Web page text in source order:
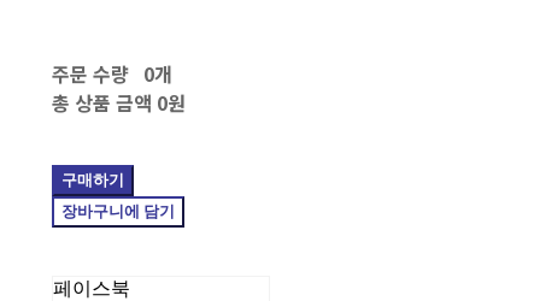
주문 수량 0개
총 상품 금액 0원
구매하기
장바구니에 담기
페이스북